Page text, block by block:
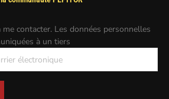
contacter. Les données personnelles
à un tiers